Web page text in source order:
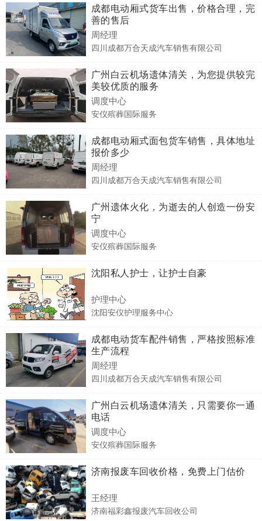
成都电动厢式货车出售，价格合理，完
善的售后
周经理
四川成都万合天成汽车销售有限公司
广州白云机场遗体清关，为您提供较完
美较优质的服务
调度中心
安仪殡葬国际服务
成都电动厢式面包货车销售，具体地址
报价多少
周经理
四川成都万合天成汽车销售有限公司
广州遗体火化，为逝去的人创造一份安
宁
调度中心
安仪殡葬国际服务
沈阳私人护士，让护士自豪
护理中心
沈阳安仪护理服务中心
成都电动货车配件销售，严格按照标准
生产流程
周经理
四川成都万合天成汽车销售有限公司
广州白云机场遗体清关，只需要你一通
电话
调度中心
安仪殡葬国际服务
济南报废车回收价格，免费上门估价
王经理
济南福彩鑫报废汽车回收公司